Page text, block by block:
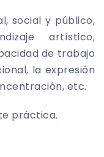
social y público,
artístico,
de trabajo
la expresión
etc.
práctica.